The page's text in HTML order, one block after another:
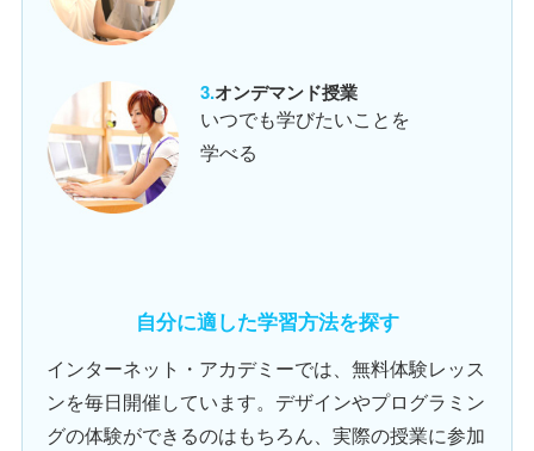
オンデマンド授業
いつでも学びたいことを
学べる
自分に適した学習方法を探す
インターネット・アカデミーでは、無料体験レッス
ンを毎日開催しています。デザインやプログラミン
グの体験ができるのはもちろん、実際の授業に参加